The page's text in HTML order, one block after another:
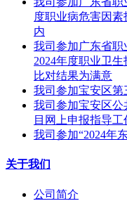
度职业病危害因
内
我司参加广东省职
2024年度职业卫
比对结果为满意
我司参加宝安区
我司参加宝安区
目网上申报指导工
我司参加“2024年
关于我们
公司简介